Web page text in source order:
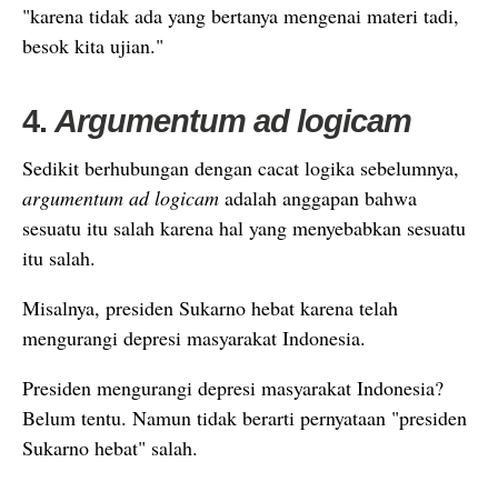
"karena tidak ada yang bertanya mengenai materi tadi,
besok kita ujian."
4. Argumentum ad logicam
Sedikit berhubungan dengan cacat logika sebelumnya,
argumentum ad logicam adalah anggapan bahwa
sesuatu itu salah karena hal yang menyebabkan sesuatu
itu salah.
Misalnya, presiden Sukarno hebat karena telah
mengurangi depresi masyarakat Indonesia.
Presiden mengurangi depresi masyarakat Indonesia?
Belum tentu. Namun tidak berarti pernyataan "presiden
Sukarno hebat" salah.